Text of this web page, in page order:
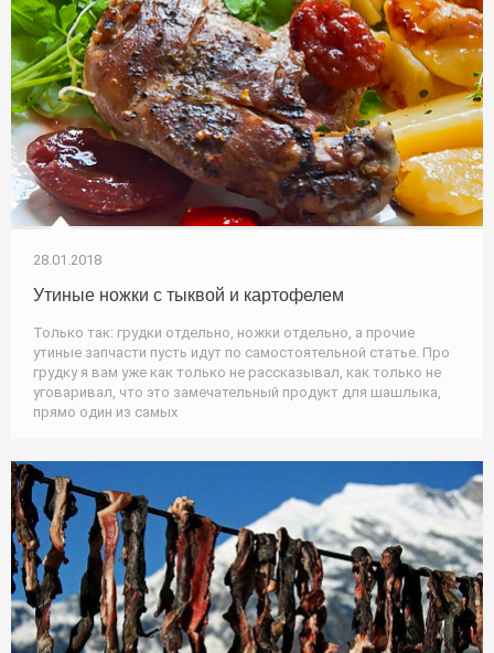
28.01.2018
Утиные ножки с тыквой и картофелем
Только так: грудки отдельно, ножки отдельно, а прочие
утиные запчасти пусть идут по самостоятельной статье. Про
грудку я вам уже как только не рассказывал, как только не
уговаривал, что это замечательный продукт для шашлыка,
прямо один из самых